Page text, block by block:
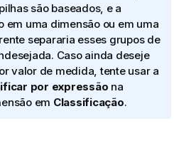
são baseados, e a
em uma dimensão ou em uma
separaria esses grupos de
Caso ainda deseje
valor de medida, tente usar a
por expressão na
em Classificação.